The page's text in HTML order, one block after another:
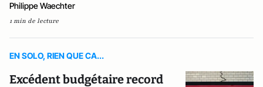
Philippe Waechter
1 min de lecture
EN SOLO, RIEN QUE CA...
Excédent budgétaire record